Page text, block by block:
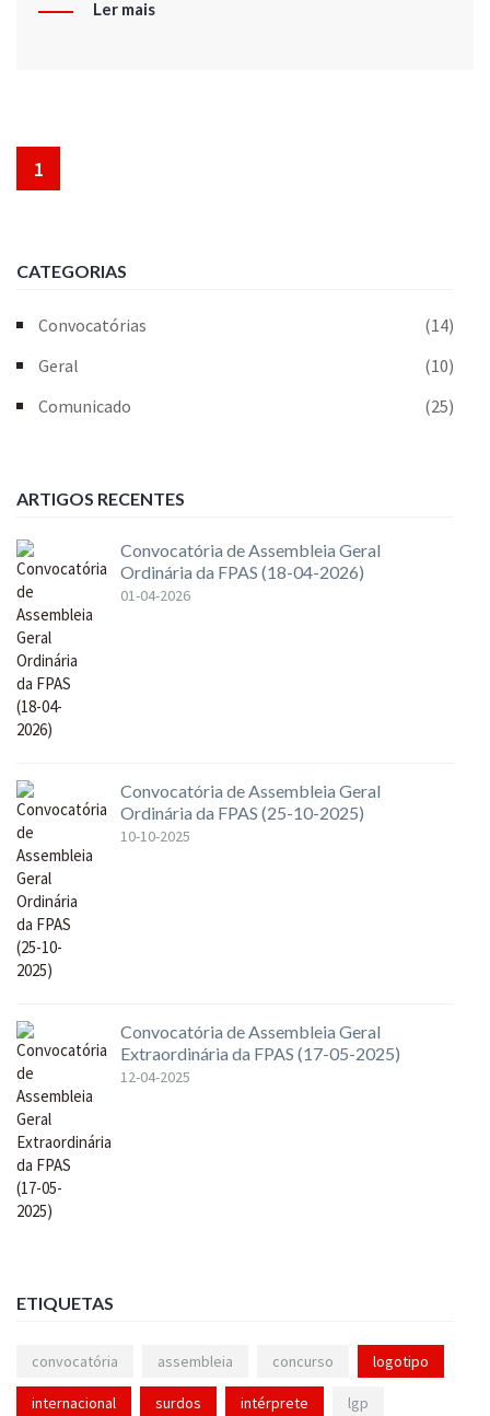
Ler mais
1
CATEGORIAS
Convocatórias
(14)
Geral
(10)
Comunicado
(25)
ARTIGOS RECENTES
Convocatória de Assembleia Geral
Ordinária da FPAS (18-04-2026)
01-04-2026
Convocatória de Assembleia Geral
Ordinária da FPAS (25-10-2025)
10-10-2025
Convocatória de Assembleia Geral
Extraordinária da FPAS (17-05-2025)
12-04-2025
ETIQUETAS
convocatória assembleia concurso logotipo
internacional surdos intérprete lgp